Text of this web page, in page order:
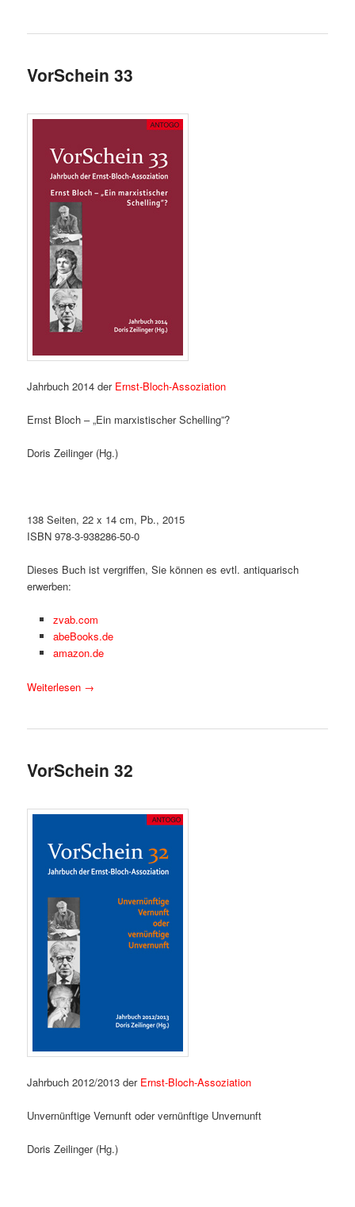
VorSchein 33
Jahrbuch 2014 der Ernst-Bloch-Assoziation
Ernst Bloch – „Ein marxistischer Schelling”?
Doris Zeilinger (Hg.)
138 Seiten, 22 x 14 cm, Pb., 2015
ISBN 978-3-938286-50-0
Dieses Buch ist vergriffen, Sie können es evtl. antiquarisch
erwerben:
zvab.com
abeBooks.de
amazon.de
Weiterlesen →
VorSchein 32
Jahrbuch 2012/2013 der Ernst-Bloch-Assoziation
Unvernünftige Vernunft oder vernünftige Unvernunft
Doris Zeilinger (Hg.)